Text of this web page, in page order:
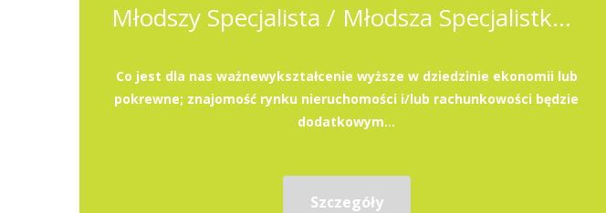
Młodszy Specjalista / Młodsza Specjalistka w dziale Corporate Real Estate Management
Co jest dla nas ważnewykształcenie wyższe w dziedzinie ekonomii lub
pokrewne; znajomość rynku nieruchomości i/lub rachunkowości będzie
dodatkowym...
Szczegóły